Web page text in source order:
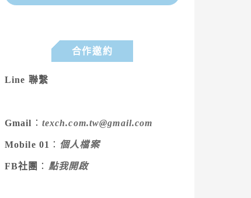
合作邀約
Line 聯繫
Gmail ： texch.com.tw@gmail.com
Mobile 01 ： 個人檔案
FB社團 ： 點我開啟